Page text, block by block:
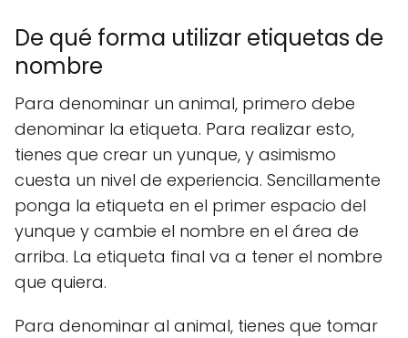
De qué forma utilizar etiquetas de
nombre
Para denominar un animal, primero debe
denominar la etiqueta. Para realizar esto,
tienes que crear un yunque, y asimismo
cuesta un nivel de experiencia. Sencillamente
ponga la etiqueta en el primer espacio del
yunque y cambie el nombre en el área de
arriba. La etiqueta final va a tener el nombre
que quiera.
Para denominar al animal, tienes que tomar